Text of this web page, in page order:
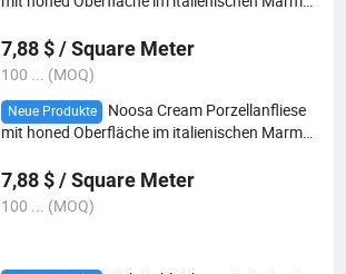
7,88 $ / Square Meter
100 ... (MOQ)
Neue Produkte
Noosa Cream Porzellanfliese
mit honed Oberfläche im italienischen Marmor
7,88 $ / Square Meter
100 ... (MOQ)